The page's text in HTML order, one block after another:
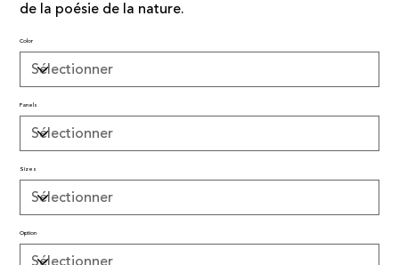
de la poésie de la nature.
Color
Panels
Sizes
Option